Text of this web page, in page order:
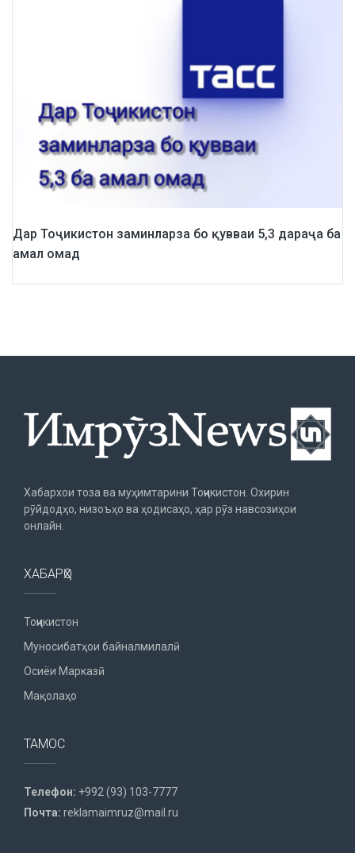
Дар Тоҷикистон заминларза бо қувваи 5,3 дараҷа ба
амал омад
Хабархои тоза ва муҳимтарини Тоҷикистон. Охирин
рӯйдодҳо, низоъҳо ва ҳодисаҳо, ҳар рӯз навсозиҳои
онлайн.
ХАБАРҲО
Тоҷикистон
Муносибатҳои байналмилалӣ
Осиёи Марказӣ
Мақолаҳо
ТАМОС
Телефон: +992 (93) 103-7777
Почта: reklamaimruz@mail.ru